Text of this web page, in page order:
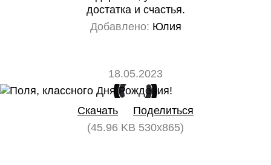
достатка и счастья.
Добавлено: Юлия
18.05.2023
0 0
Скачать
Поделиться
(45.96 KB 530x865)